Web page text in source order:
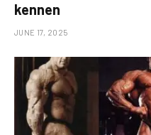
kennen
JUNE 17, 2025